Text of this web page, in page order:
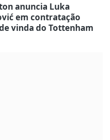
anuncia Luka
em contratação
vinda do Tottenham